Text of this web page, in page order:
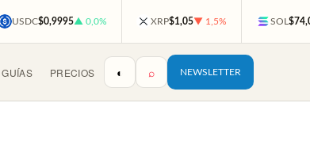
USDC$0,9995▲ 0,0% XRP$1,05▼ 1,5% SOL
GUÍAS PRECIOS ◐ ⌕ NEWSLETTER